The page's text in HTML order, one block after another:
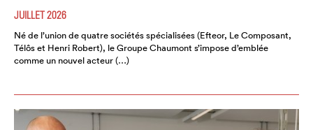
JUILLET 2026
Né de l’union de quatre sociétés spécialisées (Efteor, Le Composant,
Télôs et Henri Robert), le Groupe Chaumont s’impose d’emblée
comme un nouvel acteur (…)